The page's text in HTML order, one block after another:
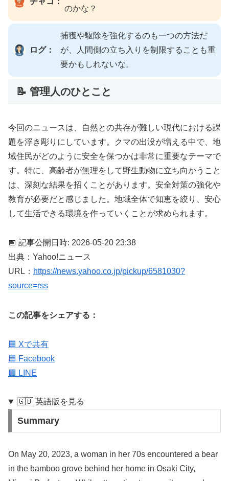
のかな？
ログ：
捕獲や駆除を強化するのも一つの方法だ
が、人間側の立ち入りを制限することも重
要かもしれないな。
📝 管理人のひとこと
今回のニュースは、自然との共存が難しい現代における課
題を浮き彫りにしています。クマの出没が増える中で、地
域住民がどのように安全を保つかは非常に重要なテーマで
す。特に、高齢者が無理をして野生動物に立ち向かうこと
は、深刻な結果を招くことがあります。安全対策の強化や
教育が必要だと感じました。地域全体で知恵を絞り、安心
して生活できる環境を作っていくことが求められます。
📅 記事公開日時: 2026-05-20 23:38
出典：Yahoo!ニュース
URL： https://news.yahoo.co.jp/pickup/6581030?
source=rss
この記事をシェアする：
🟦 Xで共有
🟦 Facebook
🟩 LINE
🇬🇧 英語版を見る
Summary
On May 20, 2023, a woman in her 70s encountered a bear
in the bamboo grove behind her home in Osaki City,